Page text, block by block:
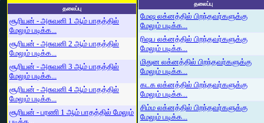
தலைப்பு
சூரியன் - அசுவனி 1 ஆம் பாதத்தில்
மேலும் படிக்க...
சூரியன் - அசுவனி 2 ஆம் பாதத்தில்
மேலும் படிக்க...
சூரியன் - அசுவனி 3 ஆம் பாதத்தில்
மேலும் படிக்க...
சூரியன் - அசுவனி 4 ஆம் பாதத்தில்
மேலும் படிக்க...
சூரியன் - பரணி 1 ஆம் பாதத்தில் மேலும்
தலைப்பு
மேஷ லக்னத்தில் பிறந்தவர்களுக்கு
மேலும் படிக்க...
ரிஷப லக்னத்தில் பிறந்தவர்களுக்கு
மேலும் படிக்க...
மிதுன லக்னத்தில் பிறந்தவர்களுக்கு
மேலும் படிக்க...
கடக லக்னத்தில் பிறந்தவர்களுக்கு
மேலும் படிக்க...
சிம்ம லக்னத்தில் பிறந்தவர்களுக்கு
மேலும் படிக்க...